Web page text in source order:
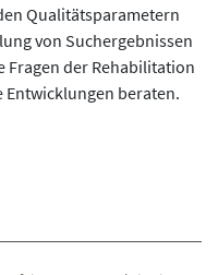
Qualitätsparametern
von Suchergebnissen
Fragen der Rehabilitation
Entwicklungen beraten.